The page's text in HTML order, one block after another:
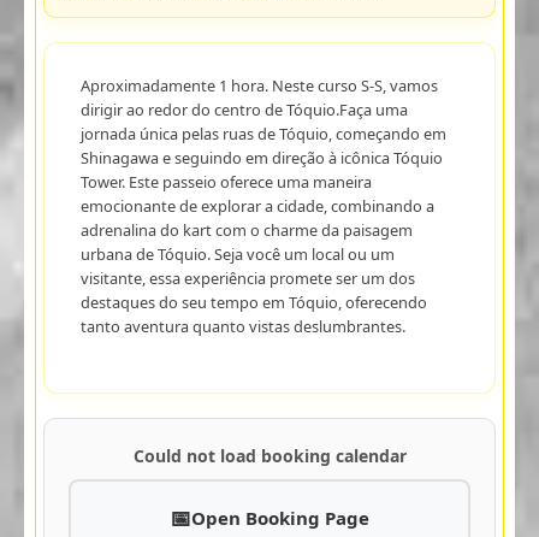
Aproximadamente 1 hora. Neste curso S-S, vamos
dirigir ao redor do centro de Tóquio.Faça uma
jornada única pelas ruas de Tóquio, começando em
Shinagawa e seguindo em direção à icônica Tóquio
Tower. Este passeio oferece uma maneira
emocionante de explorar a cidade, combinando a
adrenalina do kart com o charme da paisagem
urbana de Tóquio. Seja você um local ou um
visitante, essa experiência promete ser um dos
destaques do seu tempo em Tóquio, oferecendo
tanto aventura quanto vistas deslumbrantes.
Could not load booking calendar
Open Booking Page